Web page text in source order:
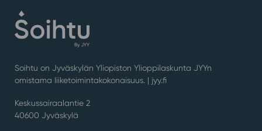
Soihtu on Jyväskylän Yliopiston Ylioppilaskunta JYYn
omistama liiketoimintakokonaisuus. | jyy.fi
Keskussairaalantie 2
40600 Jyväskylä